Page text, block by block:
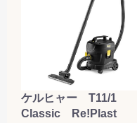
ケルヒャー T11/1
Classic Re!Plast